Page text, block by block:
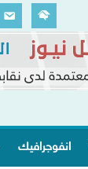
انفوجرافيك